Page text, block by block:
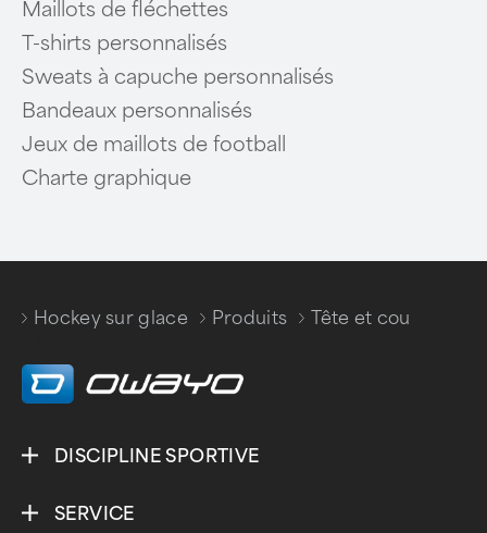
Maillots de fléchettes
T-shirts personnalisés
Sweats à capuche personnalisés
Bandeaux personnalisés
Jeux de maillots de football
Charte graphique
Hockey sur glace
Produits
Tête et cou
DISCIPLINE SPORTIVE
SERVICE